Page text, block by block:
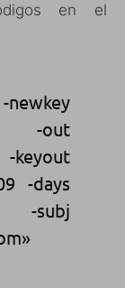
en el
keyout
-days